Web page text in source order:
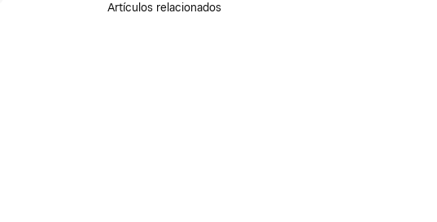
Artículos relacionados